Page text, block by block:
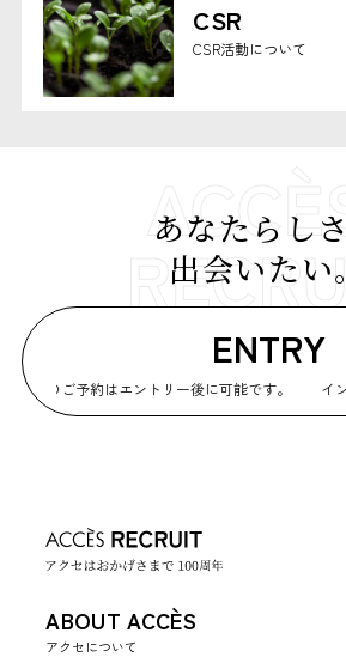
CSR
CSR活動について
あなたらし
出会いたい。
ENTRY
イ
会のご予約はエントリー後に可能です。
ABOUT ACCÈS
アクセについて